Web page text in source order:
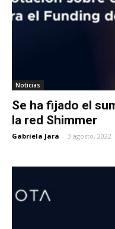
Noticias
Se ha fijado el
la red Shimmer
Gabriela Jara - 3 agosto, 2022